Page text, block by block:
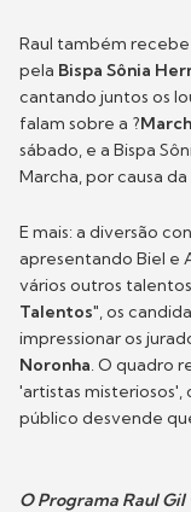
Raul também
pela Bispa Sônia
cantando juntos os
falam sobre a ?
sábado, e a Bispa
Marcha, por causa
E mais: a diversão
apresentando Biel e
vários outros
Talentos", os
impressionar os
Noronha. O quadro
'artistas misteriosos',
público desvende
O Programa Raul Gil